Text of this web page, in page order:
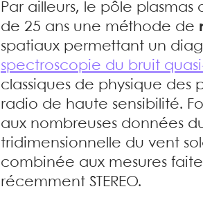
Par ailleurs, le pôle plasmas
de 25 ans une méthode de
spatiaux permettant un
spectroscopie du bruit
classiques de physique des
radio de haute sensibilité.
aux nombreuses données
tridimensionnelle du vent
combinée aux mesures
récemment STEREO.